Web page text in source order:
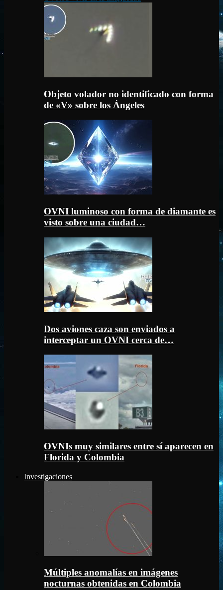
Objeto volador no identificado con forma
de «V» sobre los Ángeles
OVNI luminoso con forma de diamante es
visto sobre una ciudad…
Dos aviones caza son enviados a
interceptar un OVNI cerca de…
OVNIs muy similares entre sí aparecen en
Florida y Colombia
Investigaciones
Múltiples anomalías en imágenes
nocturnas obtenidas en Colombia